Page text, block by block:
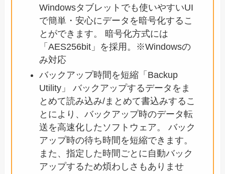
Windowsタブレットでも使いやすいUI
で簡単・安心にデータを暗号化するこ
とができます。 暗号化方式には
「AES256bit」を採用。※Windowsの
み対応
バックアップ時間を短縮「Backup
Utility」 バックアップするデータをま
とめて読み込み/まとめて書込みするこ
とにより、バックアップ時のデータ転
送を高速化したソフトウェア。 バック
アップ時の待ち時間を短縮できます。
また、指定した時間ごとに自動バック
アップするため煩わしさもありませ